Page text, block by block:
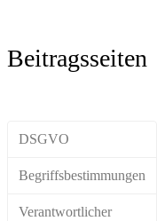
Beitragsseiten
DSGVO
Begriffsbestimmungen
Verantwortlicher